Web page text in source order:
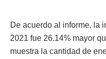
De acuerdo al informe, la
2021 fue 26.14% mayor
muestra la cantidad de